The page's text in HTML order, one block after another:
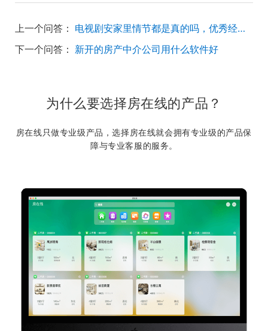
上一个问答：
电视剧安家里情节都是真的吗，优秀经纪人需要具备些什么条件
下一个问答： 新开的房产中介公司用什么软件好
为什么要选择房在线的产品？
房在线只做专业级产品，选择房在线就会拥有专业级的产品保
障与专业客服的服务。